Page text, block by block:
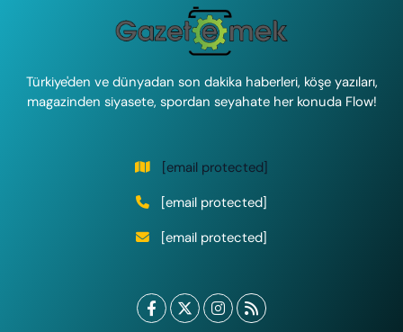
Türkiye'den ve dünyadan son dakika haberleri, köşe yazıları,
magazinden siyasete, spordan seyahate her konuda Flow!
[email protected]
[email protected]
[email protected]